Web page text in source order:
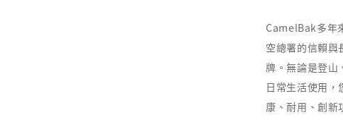
CamelBak多年
空總署的信賴與
牌。無論是登
日常生活使用
康、耐用、創新